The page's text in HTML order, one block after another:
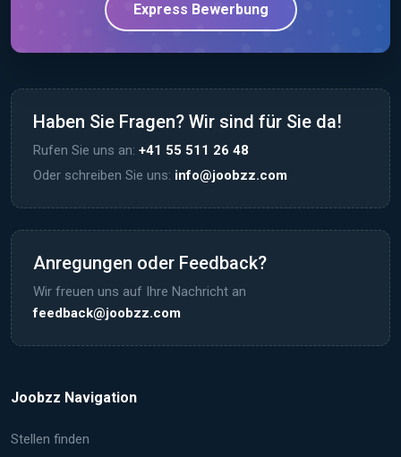
Express Bewerbung
Haben Sie Fragen? Wir sind für Sie da!
Rufen Sie uns an: +41 55 511 26 48
Oder schreiben Sie uns: info@joobzz.com
Anregungen oder Feedback?
Wir freuen uns auf Ihre Nachricht an
feedback@joobzz.com
Joobzz Navigation
Stellen finden